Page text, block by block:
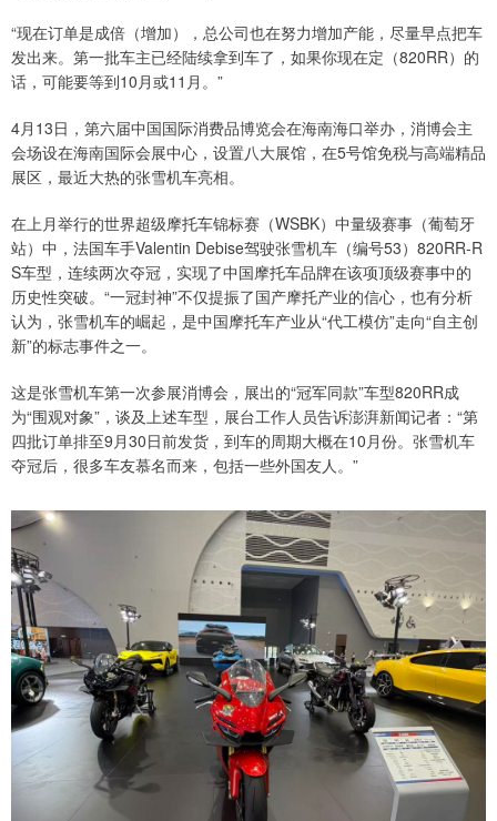
“现在订单是成倍（增加），总公司也在努力增加产能，尽量早点把车
发出来。第一批车主已经陆续拿到车了，如果你现在定（820RR）的
话，可能要等到10月或11月。”
4月13日，第六届中国国际消费品博览会在海南海口举办，消博会主
会场设在海南国际会展中心，设置八大展馆，在5号馆免税与高端精品
展区，最近大热的张雪机车亮相。
在上月举行的世界超级摩托车锦标赛（WSBK）中量级赛事（葡萄牙
站）中，法国车手Valentin Debise驾驶张雪机车（编号53）820RR-R
S车型，连续两次夺冠，实现了中国摩托车品牌在该项顶级赛事中的
历史性突破。“一冠封神”不仅提振了国产摩托产业的信心，也有分析
认为，张雪机车的崛起，是中国摩托车产业从“代工模仿”走向“自主创
新”的标志事件之一。
这是张雪机车第一次参展消博会，展出的“冠军同款”车型820RR成
为“围观对象”，谈及上述车型，展台工作人员告诉澎湃新闻记者：“第
四批订单排至9月30日前发货，到车的周期大概在10月份。张雪机车
夺冠后，很多车友慕名而来，包括一些外国友人。”